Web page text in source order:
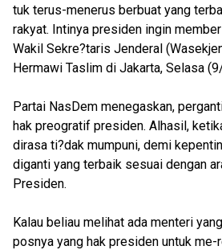
tuk terus-menerus berbuat yang
rakyat. Intinya presiden ingin
Wakil Sekre?taris Jenderal
Hermawi Taslim di Jakarta, Selasa
Partai NasDem menegaskan,
hak preogratif presiden. Alhasil,
dirasa ti?dak mumpuni, demi
diganti yang terbaik sesuai dengan
Presiden.
Kalau beliau melihat ada menteri
posnya yang hak presiden untuk me-